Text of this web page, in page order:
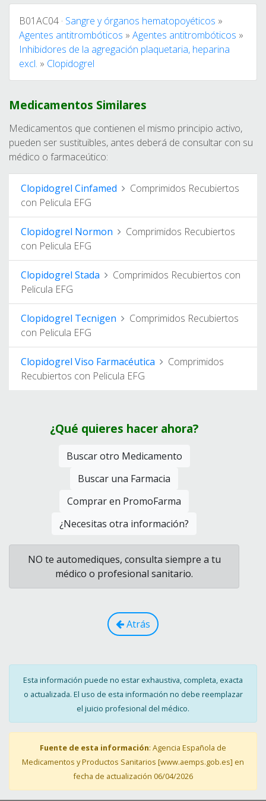
B01AC04 · Sangre y órganos hematopoyéticos »
Agentes antitrombóticos » Agentes antitrombóticos »
Inhibidores de la agregación plaquetaria, heparina
excl. » Clopidogrel
Medicamentos Similares
Medicamentos que contienen el mismo principio activo,
pueden ser sustituibles, antes deberá de consultar con su
médico o farmaceútico:
Clopidogrel Cinfamed
Comprimidos Recubiertos
con Pelicula EFG
Clopidogrel Normon
Comprimidos Recubiertos
con Pelicula EFG
Clopidogrel Stada
Comprimidos Recubiertos con
Pelicula EFG
Clopidogrel Tecnigen
Comprimidos Recubiertos
con Pelicula EFG
Clopidogrel Viso Farmacéutica
Comprimidos
Recubiertos con Pelicula EFG
¿Qué quieres hacer ahora?
Buscar otro Medicamento
Buscar una Farmacia
Comprar en PromoFarma
¿Necesitas otra información?
NO te automediques, consulta siempre a tu
médico o profesional sanitario.
Atrás
Esta información puede no estar exhaustiva, completa, exacta
o actualizada. El uso de esta información no debe reemplazar
el juicio profesional del médico.
Fuente de esta información: Agencia Española de
Medicamentos y Productos Sanitarios [www.aemps.gob.es] en
fecha de actualización 06/04/2026